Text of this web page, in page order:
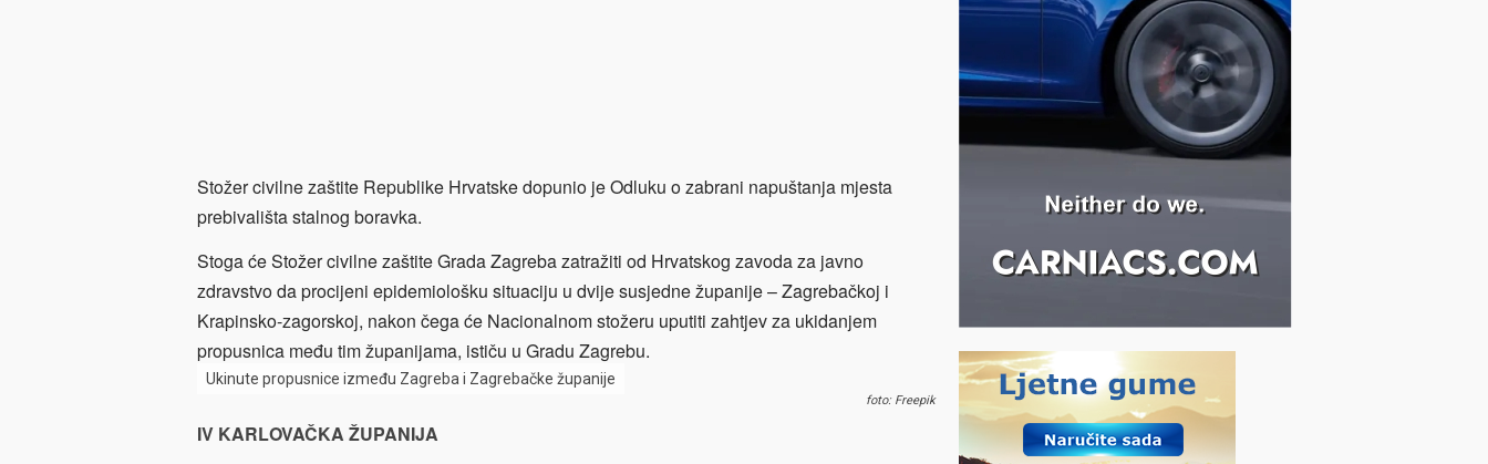
Stožer civilne zaštite Republike Hrvatske dopunio je Odluku o zabrani napuštanja mjesta
prebivališta stalnog boravka.
Stoga će Stožer civilne zaštite Grada Zagreba zatražiti od Hrvatskog zavoda za javno
zdravstvo da procijeni epidemiološku situaciju u dvije susjedne županije – Zagrebačkoj i
Krapinsko-zagorskoj, nakon čega će Nacionalnom stožeru uputiti zahtjev za ukidanjem
propusnica među tim županijama, ističu u Gradu Zagrebu.
Ukinute propusnice između Zagreba i Zagrebačke županije
foto: Freepik
IV KARLOVAČKA ŽUPANIJA